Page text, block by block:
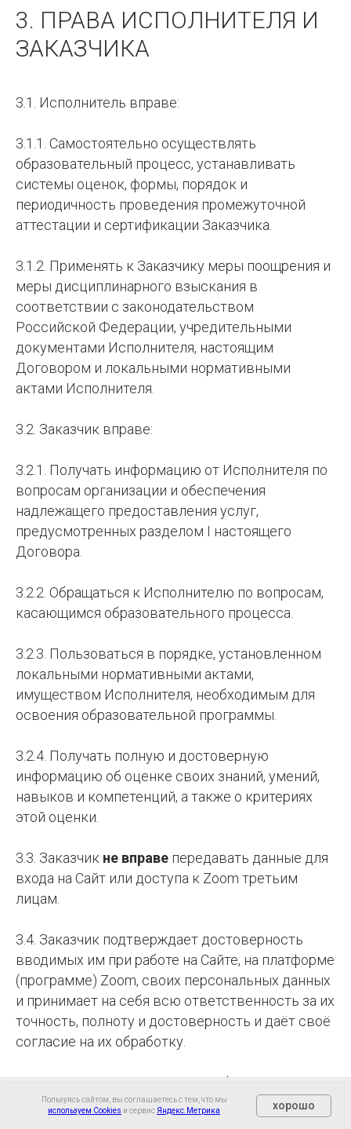
Очно Онлайн О нас Контакты
3. ПРАВА ИСПОЛНИТЕЛЯ И
ЗАКАЗЧИКА
3.1. Исполнитель вправе:
3.1.1. Самостоятельно осуществлять
образовательный процесс, устанавливать
системы оценок, формы, порядок и
периодичность проведения промежуточной
аттестации и сертификации Заказчика.
3.1.2. Применять к Заказчику меры поощрения и
меры дисциплинарного взыскания в
соответствии с законодательством
Российской Федерации, учредительными
документами Исполнителя, настоящим
Договором и локальными нормативными
актами Исполнителя.
3.2. Заказчик вправе:
3.2.1. Получать информацию от Исполнителя по
вопросам организации и обеспечения
надлежащего предоставления услуг,
предусмотренных разделом I настоящего
Договора.
3.2.2. Обращаться к Исполнителю по вопросам,
касающимся образовательного процесса.
3.2.3. Пользоваться в порядке, установленном
локальными нормативными актами,
имуществом Исполнителя, необходимым для
освоения образовательной программы.
3.2.4. Получать полную и достоверную
информацию об оценке своих знаний, умений,
навыков и компетенций, а также о критериях
этой оценки.
3.3. Заказчик не вправе передавать данные для
входа на Сайт или доступа к Zoom третьим
лицам.
3.4. Заказчик подтверждает достоверность
вводимых им при работе на Сайте, на платформе
(программе) Zoom, своих персональных данных
и принимает на себя всю ответственность за их
точность, полноту и достоверность и даёт своё
согласие на их обработку.
3.5. Заказчик самостоятельно обеспечивает
себя техническими устройствами,
Пользуясь сайтом, вы соглашаетесь с тем, что мы
используем Cookies и сервис Яндекс.Метрика хорошо